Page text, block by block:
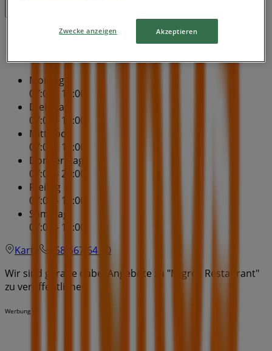
Sonntag
Montag
07:00 - 18:00
Dienstag
07:00 - 18:00
Mittwoch
07:00 - 18:00
Donnerstag
07:00 - 20:00
Freitag
07:00 - 18:00
Samstag
07:00 - 17:00
Karte
058 567 64 00
Wir sind gerade dabei Angebote zu "Migros Restaurant"
zu veröffentlichen
Werbung
Zwecke anzeigen Akzeptieren